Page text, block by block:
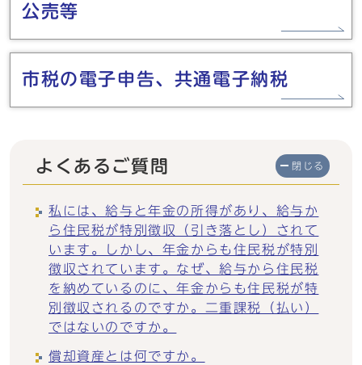
公売等
市税の電子申告、共通電子納税
よくあるご質問 閉じる
私には、給与と年金の所得があり、給与か
ら住民税が特別徴収（引き落とし）されて
います。しかし、年金からも住民税が特別
徴収されています。なぜ、給与から住民税
を納めているのに、年金からも住民税が特
別徴収されるのですか。二重課税（払い）
ではないのですか。
償却資産とは何ですか。